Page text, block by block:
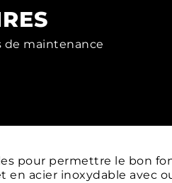
de maintenance
pour permettre le bon
acier inoxydable avec